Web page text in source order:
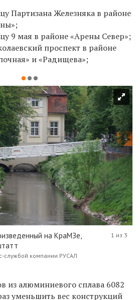
Партизана Железняка в районе
9 мая в районе «Арены Север»;
проспект в районе
и «Радищева»;
на КраМЗе,
службой компании РУСАЛ
1 из 3
из алюминиевого сплава 6082
уменьшить вес конструкций